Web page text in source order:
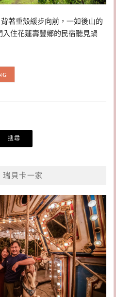
著重殼緩步向前，一如後山的
住花蓮壽豐鄉的民宿聽見蝸
貝卡一家